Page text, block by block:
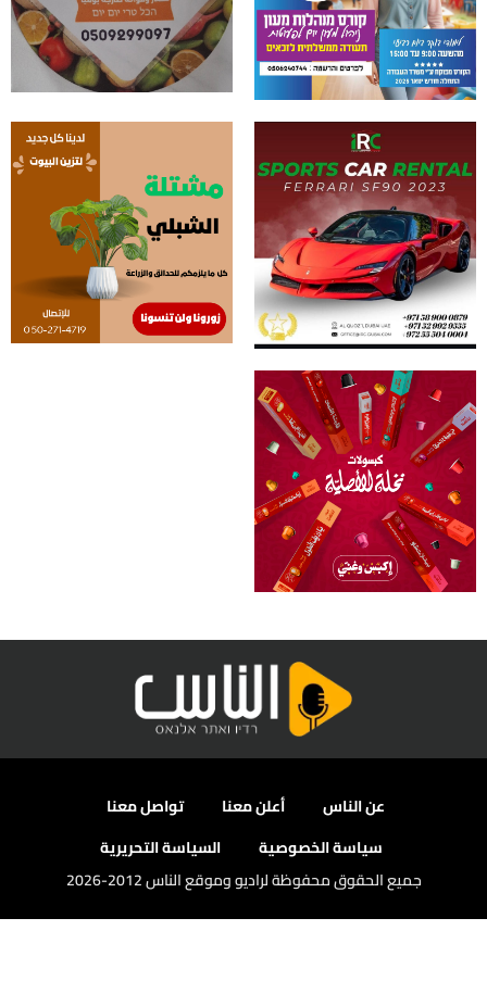
عن الناس أعلن معنا
تواصل معنا
سياسة الخصوصية
السياسة التحريرية
جميع الحقوق محفوظة لراديو وموقع الناس 2012-2026